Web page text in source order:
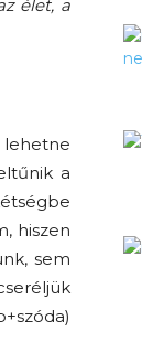
élet, a
lehetne
a
hiszen
sem